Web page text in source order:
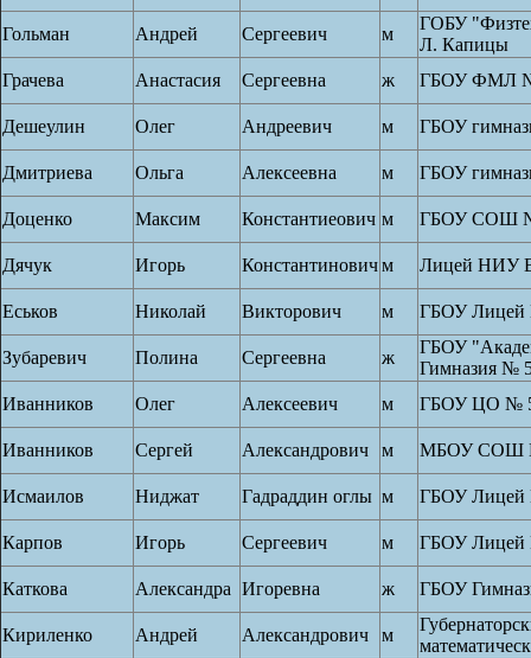
Гольман Андрей Сергеевич м
ГОБУ
Л. Капицы
Грачева
Анастасия Сергеевна ж ГБОУ ФМЛ
Дешеулин Олег Андреевич м ГБОУ
Дмитриева Ольга Алексеевна м ГБОУ
Доценко Максим Константиеович м ГБОУ СОШ
Дячук Игорь Константиновичм Лицей НИУ
Еськов Николай Викторович м ГБОУ Лицей
Зубаревич Полина Сергеевна ж
ГБОУ
Гимназия №
Иванников
Олег Алексеевич м ГБОУ ЦО №
Иванников Сергей Александрович м МБОУ СОШ
Исмаилов Ниджат Гадраддин оглы м ГБОУ Лицей
Карпов Игорь Сергеевич м ГБОУ Лицей
Каткова Александра Игоревна ж ГБОУ
Кириленко Андрей Александрович м